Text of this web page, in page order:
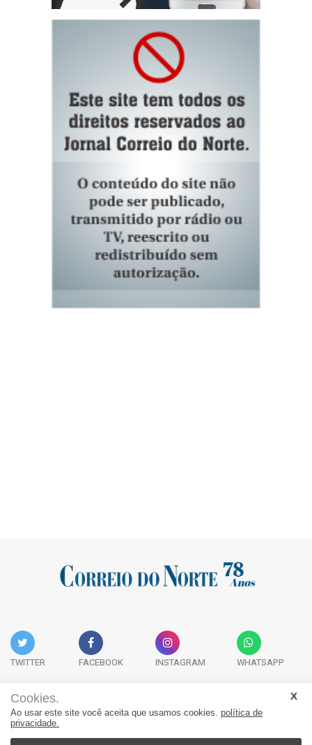
TWITTER FACEBOOK INSTAGRAM WHATSAPP
Acervo Digital Fale Conosco Quem Somos
Cookies.
Ao usar este site você aceita que usamos cookies. política de
privacidade.